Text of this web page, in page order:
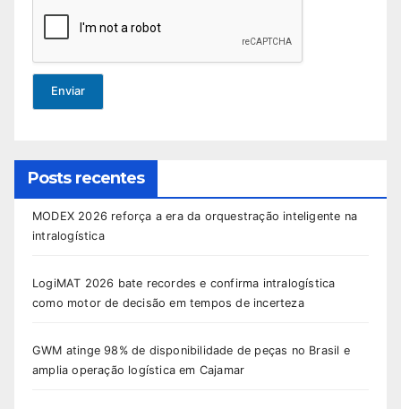
Enviar
Posts recentes
MODEX 2026 reforça a era da orquestração inteligente na
intralogística
LogiMAT 2026 bate recordes e confirma intralogística
como motor de decisão em tempos de incerteza
GWM atinge 98% de disponibilidade de peças no Brasil e
amplia operação logística em Cajamar